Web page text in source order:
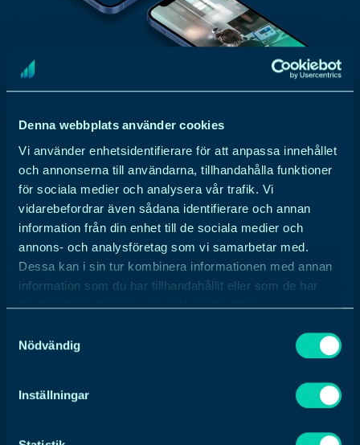
Denna webbplats använder cookies
Vi använder enhetsidentifierare för att anpassa innehållet
och annonserna till användarna, tillhandahålla funktioner
för sociala medier och analysera vår trafik. Vi
vidarebefordrar även sådana identifierare och annan
information från din enhet till de sociala medier och
annons- och analysföretag som vi samarbetar med.
Dessa kan i sin tur kombinera informationen med annan
information som du har tillhandahållit eller som de har
samlat in när du har använt deras tjänster.
Nödvändig
Inställningar
En Webbyrå Örebro
Mycket kan man klara av på avstånd, men att
sitta ner initialt och lära känna varandra
samtidigt som den gemensamma planen
läggs upp är något som vi verkligen
värdesätter. Många bra tankar har tillkommit
över en rykande kopp kaffe, inget snack om
uppfattningen att det är allra lättast att sätta
med den i verkligheten.
Så, går du och funderar på om du ska starta en